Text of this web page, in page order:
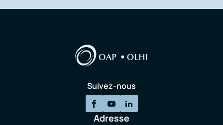
Suivez-nous
Adresse